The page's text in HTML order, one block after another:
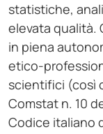
statistiche,
elevata qualità.
in piena
etico-
scientifici (così
Comstat n. 10
Codice italiano